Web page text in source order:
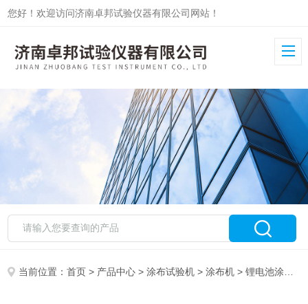
您好！欢迎访问济南卓邦试验仪器有限公司网站！
当前位置：首页 > 产品中心 >涂布试验机 >涂布机 > 锂电池涂布实验机